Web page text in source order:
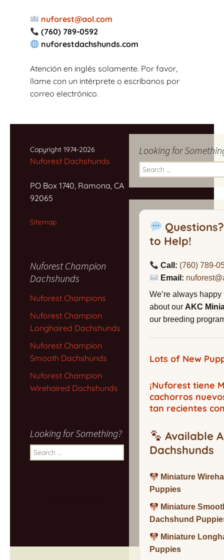
nuforest@aol.com
(760) 789-0592
nuforestdachshunds.com
Atención en inglés solamente. Por favor,
llame con un intérprete o escríbanos por
correo electrónico.
Looking for
Search
for:
to Help!
Call: (760) 789-
Email:
We’re always
about our AKC
our breeding
Lots of New
¡Nuforest tiene
cachorros
tan recientes
Available
Dachshunds
Miniature
Puppies
Miniature
Dachshund
Miniature
Puppies
Copyright 1974-2026
Nuforest Dachshunds
PO Box 1740, Ramona, CA
92065
Sitemap
Nuforest Champion
Dachshunds
Nuforest Champions
Nuforest Champion
Longhaired Dachshunds
Nuforest Champion
Smooth Dachshunds
Nuforest Champion
Wirehaired Dachshunds
Looking for Something?
Search
for: